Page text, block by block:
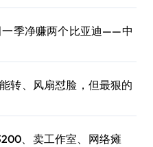
一季净赚两个比亚迪——中
转、风扇怼脸，但最狠的
、卖工作室、网络瘫